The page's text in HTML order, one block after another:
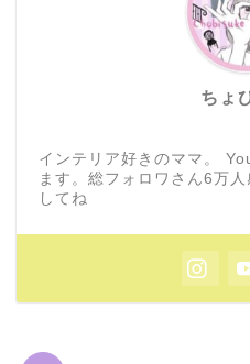
ちょ
インテリア好きのママ。
ます。総フォロワさん6万
してね